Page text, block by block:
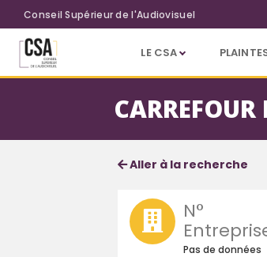
Aller au contenu principal
Conseil Supérieur de l'Audiovisuel
LE CSA
CARREFOUR
Fiche société
Informations
Aller à la recherche
N°
Pas de données